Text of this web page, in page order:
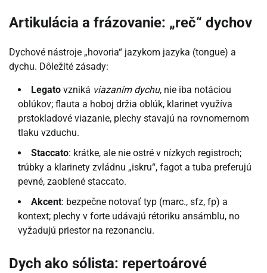
Artikulácia a frázovanie: „reč“ dychov
Dychové nástroje „hovoria“ jazykom jazyka (tongue) a
dychu. Dôležité zásady:
Legato vzniká viazaním dychu, nie iba notáciou
oblúkov; flauta a hoboj držia oblúk, klarinet využíva
prstokladové viazanie, plechy stavajú na rovnomernom
tlaku vzduchu.
Staccato: krátke, ale nie ostré v nízkych registroch;
trúbky a klarinety zvládnu „iskru“, fagot a tuba preferujú
pevné, zaoblené staccato.
Akcent: bezpečne notovať typ (marc., sfz, fp) a
kontext; plechy v forte udávajú rétoriku ansámblu, no
vyžadujú priestor na rezonanciu.
Dych ako sólista: repertoárové